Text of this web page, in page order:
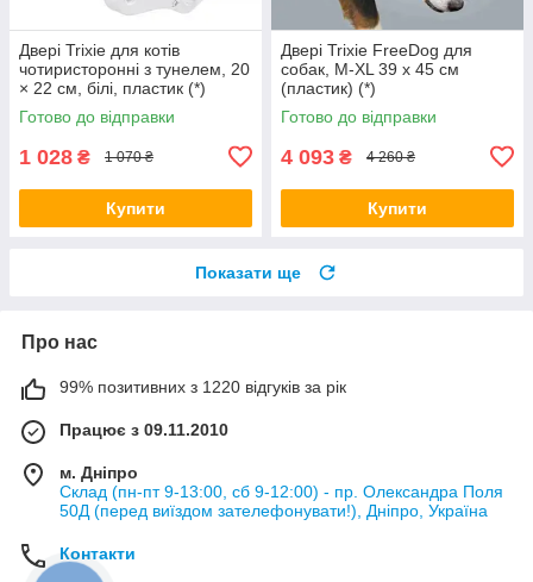
Двері Trixie для котів
чотиристоронні з тунелем, 20
× 22 cм, білі, пластик (*)
Готово до відправки
1 028 ₴ 1 070 ₴
Купити
Двері Trixie FreeDog для
собак, M-XL 39 x 45 см
(пластик) (*)
Готово до відправки
4 093 ₴ 4 260 ₴
Купити
Показати ще
Про нас
99% позитивних з 1220 відгуків за рік
Працює з 09.11.2010
м. Дніпро
Склад (пн-пт 9-13:00, сб 9-12:00) - пр. Олександра Поля
50Д (перед виїздом зателефонувати!), Дніпро, Україна
Контакти